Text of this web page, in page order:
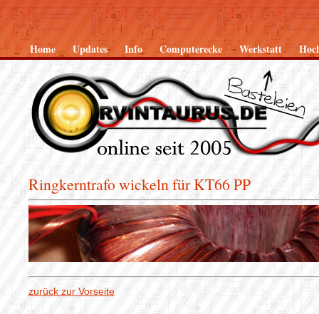
Home Updates Info Computerecke Werkstatt
Ringkerntrafo wickeln für KT66 PP
zurück zur Vorseite